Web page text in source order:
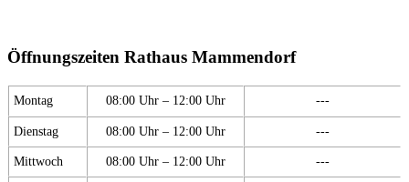
Öffnungszeiten Rathaus Mammendorf
Montag 08:00 Uhr – 12:00 Uhr ---
Dienstag 08:00 Uhr – 12:00 Uhr ---
Mittwoch 08:00 Uhr – 12:00 Uhr ---